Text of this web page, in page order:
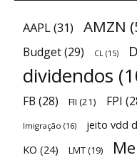
AAPL(31) AMZN
Budget(29) CL (15)
dividendos
FB (28) FII (21) FPI
Imigração (16) jeito vdd
KO (24) LMT (19)